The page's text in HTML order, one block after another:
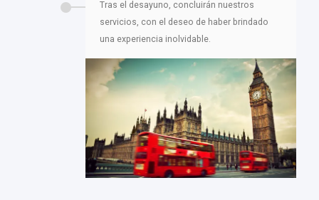
Tras el desayuno, concluirán nuestros
servicios, con el deseo de haber brindado
una experiencia inolvidable.